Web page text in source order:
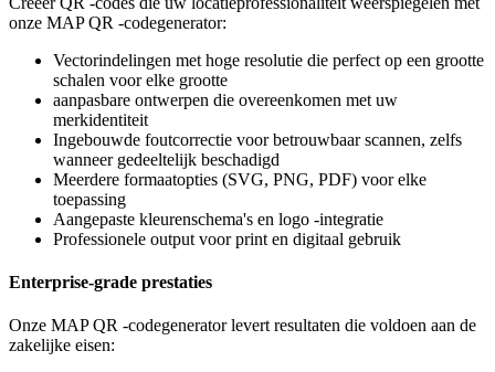
onze MAP QR -codegenerator:
Vectorindelingen met hoge resolutie die perfect op een grootte
schalen voor elke grootte
aanpasbare ontwerpen die overeenkomen met uw
merkidentiteit
Ingebouwde foutcorrectie voor betrouwbaar scannen, zelfs
wanneer gedeeltelijk beschadigd
Meerdere formaatopties (SVG, PNG, PDF) voor elke
toepassing
Aangepaste kleurenschema's en logo -integratie
Professionele output voor print en digitaal gebruik
Enterprise-grade prestaties
Onze MAP QR -codegenerator levert resultaten die voldoen aan de
zakelijke eisen: